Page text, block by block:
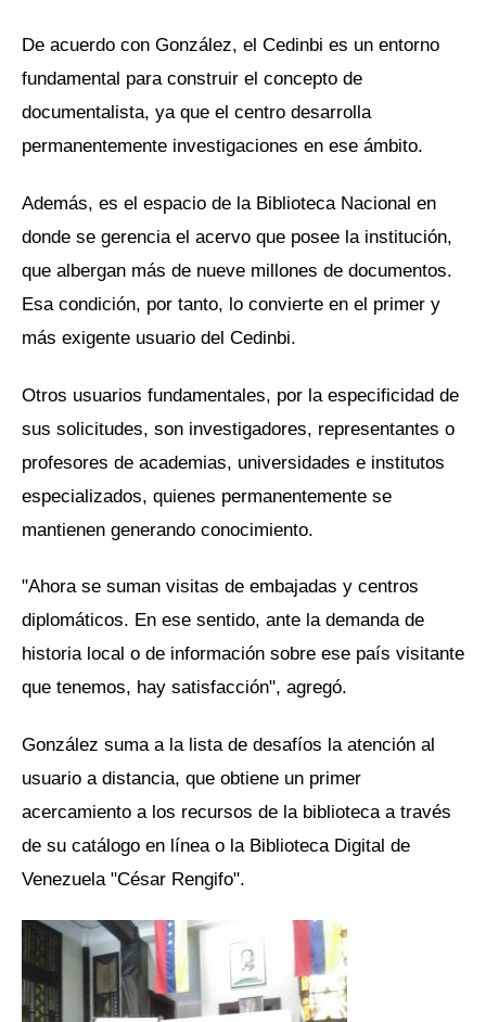
De acuerdo con González, el Cedinbi es un entorno
fundamental para construir el concepto de
documentalista, ya que el centro desarrolla
permanentemente investigaciones en ese ámbito.
Además, es el espacio de la Biblioteca Nacional en
donde se gerencia el acervo que posee la institución,
que albergan más de nueve millones de documentos.
Esa condición, por tanto, lo convierte en el primer y
más exigente usuario del Cedinbi.
Otros usuarios fundamentales, por la especificidad de
sus solicitudes, son investigadores, representantes o
profesores de academias, universidades e institutos
especializados, quienes permanentemente se
mantienen generando conocimiento.
"Ahora se suman visitas de embajadas y centros
diplomáticos. En ese sentido, ante la demanda de
historia local o de información sobre ese país visitante
que tenemos, hay satisfacción", agregó.
González suma a la lista de desafíos la atención al
usuario a distancia, que obtiene un primer
acercamiento a los recursos de la biblioteca a través
de su catálogo en línea o la Biblioteca Digital de
Venezuela "César Rengifo".